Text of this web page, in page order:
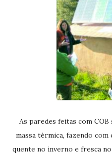
As paredes feitas com COB são grossas e servem como
massa térmica, fazendo com
quente no inverno e fresca